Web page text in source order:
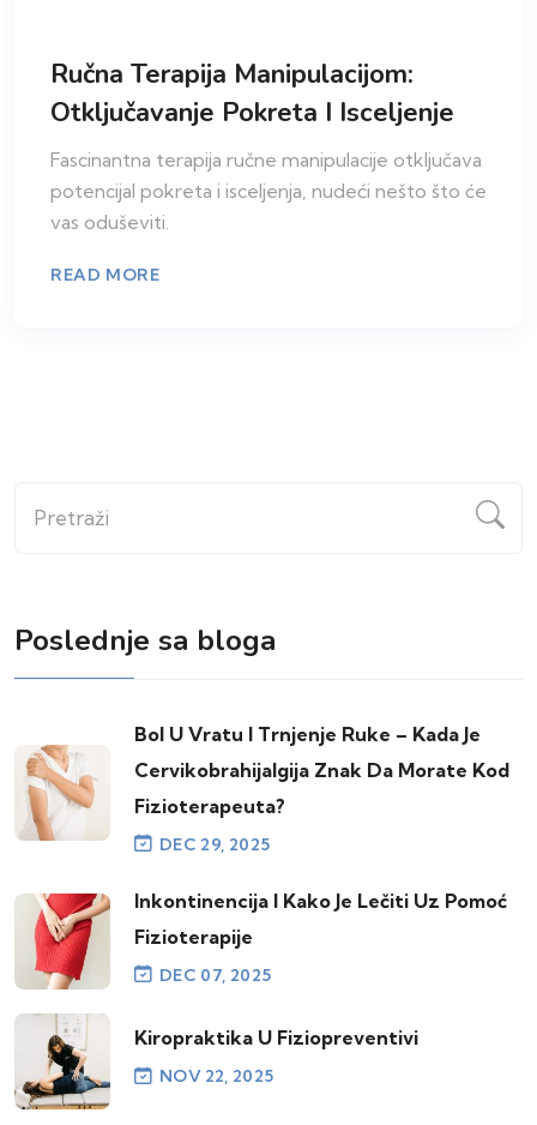
Ručna Terapija Manipulacijom:
Otključavanje Pokreta I Isceljenje
Fascinantna terapija ručne manipulacije otključava
potencijal pokreta i isceljenja, nudeći nešto što će
vas oduševiti.
READ MORE
Poslednje sa bloga
Bol U Vratu I Trnjenje Ruke – Kada Je
Cervikobrahijalgija Znak Da Morate Kod
Fizioterapeuta?
DEC 29, 2025
Inkontinencija I Kako Je Lečiti Uz Pomoć
Fizioterapije
DEC 07, 2025
Kiropraktika U Fiziopreventivi
NOV 22, 2025